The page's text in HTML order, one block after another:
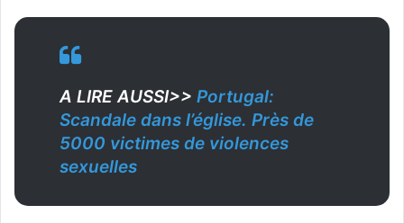
A LIRE AUSSI>> Portugal:
Scandale dans l’église. Près de
5000 victimes de violences
sexuelles